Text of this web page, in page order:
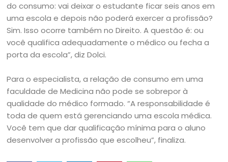
do consumo: vai deixar o estudante ficar seis anos em
uma escola e depois não poderá exercer a profissão?
Sim. Isso ocorre também no Direito. A questão é: ou
você qualifica adequadamente o médico ou fecha a
porta da escola”, diz Dolci.
Para o especialista, a relação de consumo em uma
faculdade de Medicina não pode se sobrepor à
qualidade do médico formado. “A responsabilidade é
toda de quem está gerenciando uma escola médica.
Você tem que dar qualificação mínima para o aluno
desenvolver a profissão que escolheu”, finaliza.